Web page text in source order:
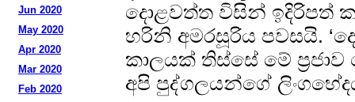
Jun 2020
May 2020
Apr 2020
Mar 2020
Feb 2020
දොළවත්ත විසින් ඉදිරිපත්
හරිනි අමරසූරිය පවසයි.
කාලයක් තිස්සේ මේ
අපි පුද්ගලයන්ගේ